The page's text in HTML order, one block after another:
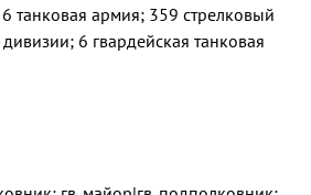
танковая армия; 359 стрелковый
6 гвардейская танковая